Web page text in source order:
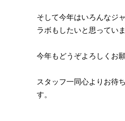
そして今年はいろんなジ
ラボもしたいと思っていま
今年もどうぞよろしくお願
スタッフ一同心よりお待
す。